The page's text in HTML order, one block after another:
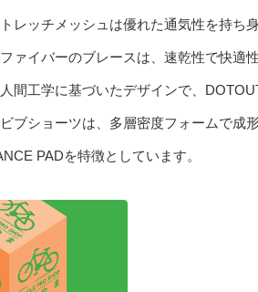
レッチメッシュは優れた通気性を持ち
ァイバーのブレースは、速乾性で快適
間工学に基づいたデザインで、
ブショーツは、多層密度フォームで成
PADを特徴としています。